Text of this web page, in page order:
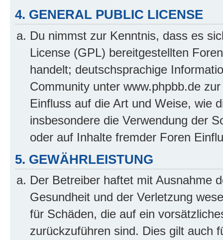
4. GENERAL PUBLIC LICENSE
Du nimmst zur Kenntnis, dass es
License (GPL) bereitgestellten
handelt; deutschsprachige
Community unter www.phpbb.de
Einfluss auf die Art und Weise, wie
insbesondere die Verwendung der
oder auf Inhalte fremder Foren
5. GEWÄHRLEISTUNG
Der Betreiber haftet mit Ausnahme
Gesundheit und der Verletzung
für Schäden, die auf ein
zurückzuführen sind. Dies gilt auch